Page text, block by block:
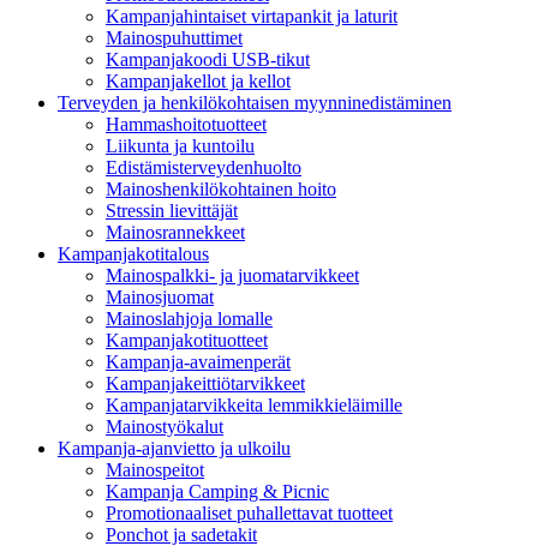
Kampanjahintaiset virtapankit ja laturit
Mainospuhuttimet
Kampanjakoodi USB-tikut
Kampanjakellot ja kellot
Terveyden ja henkilökohtaisen myynninedistäminen
Hammashoitotuotteet
Liikunta ja kuntoilu
Edistämisterveydenhuolto
Mainoshenkilökohtainen hoito
Stressin lievittäjät
Mainosrannekkeet
Kampanjakotitalous
Mainospalkki- ja juomatarvikkeet
Mainosjuomat
Mainoslahjoja lomalle
Kampanjakotituotteet
Kampanja-avaimenperät
Kampanjakeittiötarvikkeet
Kampanjatarvikkeita lemmikkieläimille
Mainostyökalut
Kampanja-ajanvietto ja ulkoilu
Mainospeitot
Kampanja Camping & Picnic
Promotionaaliset puhallettavat tuotteet
Ponchot ja sadetakit